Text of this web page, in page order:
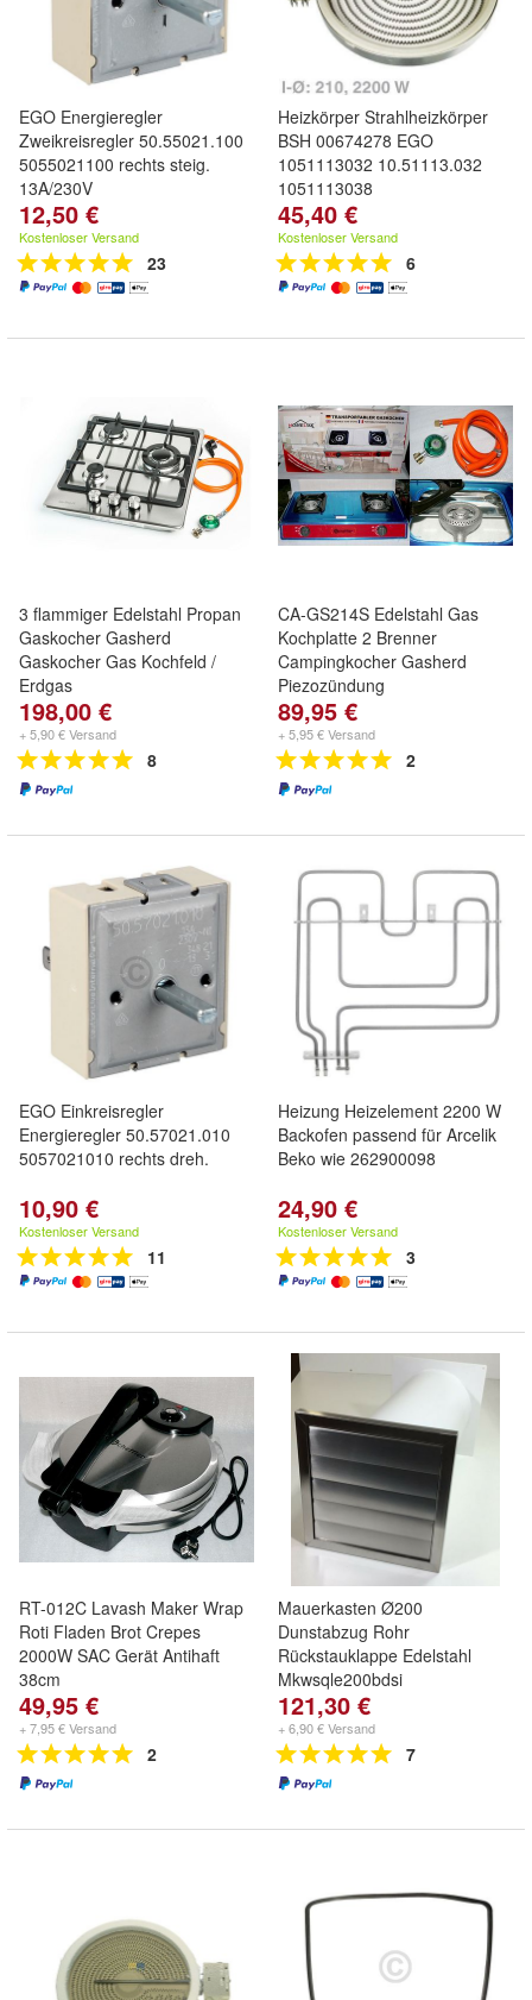
EGO Energieregler
Zweikreisregler 50.55021.100
5055021100 rechts steig.
13A/230V
12,50 €
Kostenloser Versand
23
Heizkörper Strahlheizkörper
BSH 00674278 EGO
1051113032 10.51113.032
1051113038
45,40 €
Kostenloser Versand
6
3 flammiger Edelstahl Propan
Gaskocher Gasherd
Gaskocher Gas Kochfeld /
Erdgas
198,00 €
+ 5,90 € Versand
8
CA-GS214S Edelstahl Gas
Kochplatte 2 Brenner
Campingkocher Gasherd
Piezozündung
89,95 €
+ 5,95 € Versand
2
EGO Einkreisregler
Energieregler 50.57021.010
5057021010 rechts dreh.
10,90 €
Kostenloser Versand
11
Heizung Heizelement 2200 W
Backofen passend für Arcelik
Beko wie 262900098
24,90 €
Kostenloser Versand
3
RT-012C Lavash Maker Wrap
Roti Fladen Brot Crepes
2000W SAC Gerät Antihaft
38cm
49,95 €
+ 7,95 € Versand
2
Mauerkasten Ø200
Dunstabzug Rohr
Rückstauklappe Edelstahl
Mkwsqle200bdsi
121,30 €
+ 6,90 € Versand
7